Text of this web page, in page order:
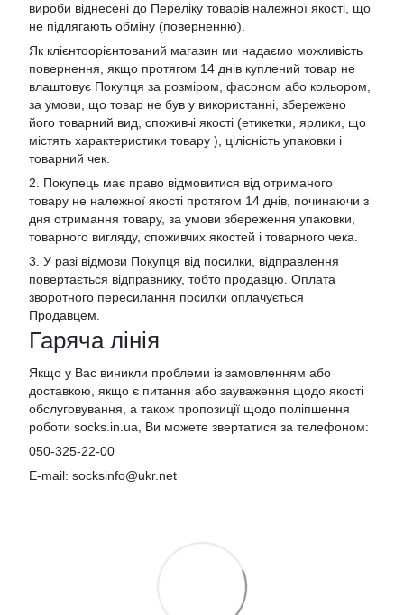
вироби віднесені до Переліку товарів належної якості, що
не підлягають обміну (поверненню).
Як клієнтоорієнтований магазин ми надаємо можливість
повернення, якщо протягом 14 днів куплений товар не
влаштовує Покупця за розміром, фасоном або кольором,
за умови, що товар не був у використанні, збережено
його товарний вид, споживчі якості (етикетки, ярлики, що
містять характеристики товару ), цілісність упаковки і
товарний чек.
2. Покупець має право відмовитися від отриманого
товару не належної якості протягом 14 днів, починаючи з
дня отримання товару, за умови збереження упаковки,
товарного вигляду, споживчих якостей і товарного чека.
3. У разі відмови Покупця від посилки, відправлення
повертається відправнику, тобто продавцю. Оплата
зворотного пересилання посилки оплачується
Продавцем.
Гаряча лінія
Якщо у Вас виникли проблеми із замовленням або
доставкою, якщо є питання або зауваження щодо якості
обслуговування, а також пропозиції щодо поліпшення
роботи socks.in.ua, Ви можете звертатися за телефоном:
050-325-22-00
E-mail: socksinfo@ukr.net